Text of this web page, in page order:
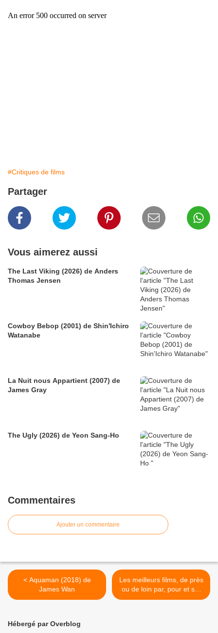
#Critiques de films
Partager
Vous aimerez aussi
The Last Viking (2026) de Anders
Thomas Jensen
Cowboy Bebop (2001) de Shin'Ichiro
Watanabe
La Nuit nous Appartient (2007) de
James Gray
The Ugly (2026) de Yeon Sang-Ho
Commentaires
Ajouter un commentaire
< Aquaman (2018) de
James Wan
Les meilleurs films, de près
ou de loin par, pour et sur
Noël ! >
Hébergé par Overblog